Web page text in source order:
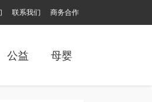
联系我们 商务合作
公益 母婴